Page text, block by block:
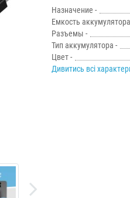
Назначение -
Емкость
Разъемы -
Тип аккумулятора -
Цвет -
Дивитись всі